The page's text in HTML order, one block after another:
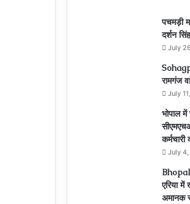
पचमड़ी
दर्शन सिंह
July
रामगंज
July
भोपाल
July
Bhopal
एरिया में
अमानक